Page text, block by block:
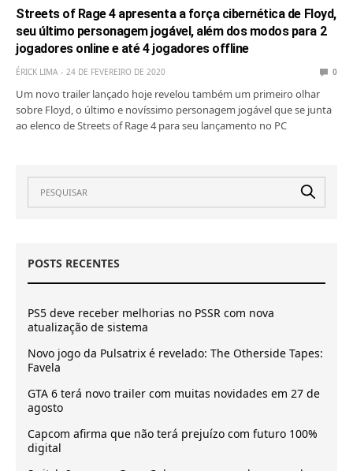
Streets of Rage 4 apresenta a força cibernética de Floyd,
seu último personagem jogável, além dos modos para 2
jogadores online e até 4 jogadores offline
ÉRICK LIMA 24 DE FEVEREIRO DE 2020 0
Um novo trailer lançado hoje revelou também um primeiro olhar
sobre Floyd, o último e novíssimo personagem jogável que se junta
ao elenco de Streets of Rage 4 para seu lançamento no PC
POSTS RECENTES
PS5 deve receber melhorias no PSSR com nova
atualização de sistema
Novo jogo da Pulsatrix é revelado: The Otherside Tapes:
Favela
GTA 6 terá novo trailer com muitas novidades em 27 de
agosto
Capcom afirma que não terá prejuízo com futuro 100%
digital